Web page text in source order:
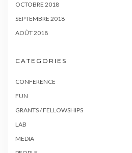
OCTOBRE 2018
SEPTEMBRE 2018
AOÛT 2018
CATEGORIES
CONFERENCE
FUN
GRANTS / FELLOWSHIPS
LAB
MEDIA